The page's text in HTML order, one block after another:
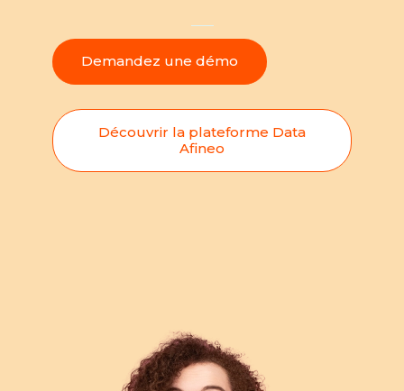
Demandez une démo
Découvrir la plateforme Data
Afineo